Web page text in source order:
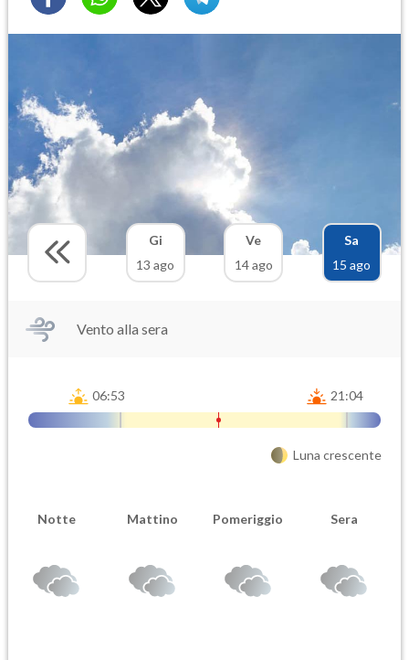
Gi
13 ago
Ve
14 ago
Sa
15 ago
Vento alla sera
06:53 21:04
Luna crescente
Notte Mattino Pomeriggio Sera